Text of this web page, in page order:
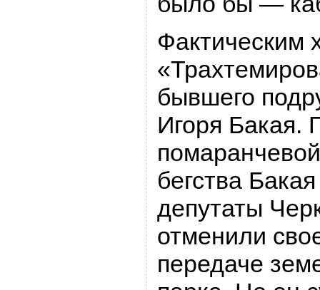
Фактическим
бывшего
Игоря Бакая.
бегства
депутаты
отменили
передаче